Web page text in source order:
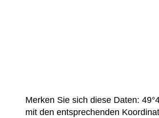
Merken Sie sich diese Daten:
mit den entsprechenden